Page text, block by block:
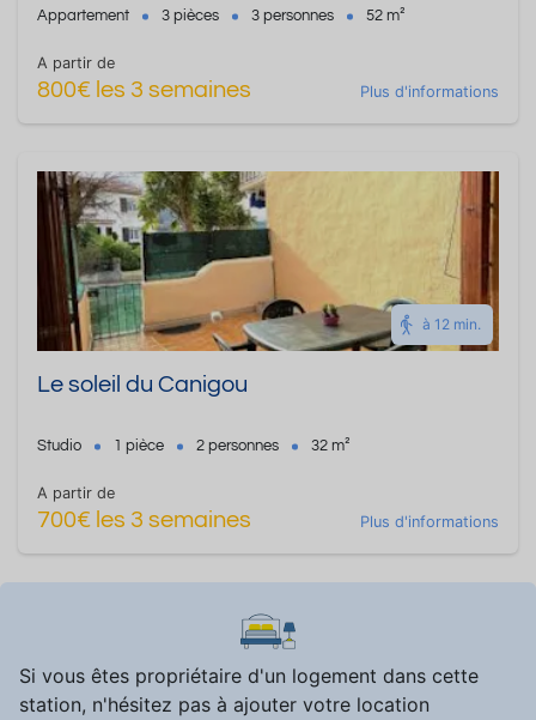
Appartement 3 pièces 3 personnes 52 m²
A partir de
800€ les 3 semaines Plus d'informations
à 12 min.
Le soleil du Canigou
Studio 1 pièce 2 personnes 32 m²
A partir de
700€ les 3 semaines Plus d'informations
Si vous êtes propriétaire d'un logement dans cette
station, n'hésitez pas à ajouter votre location